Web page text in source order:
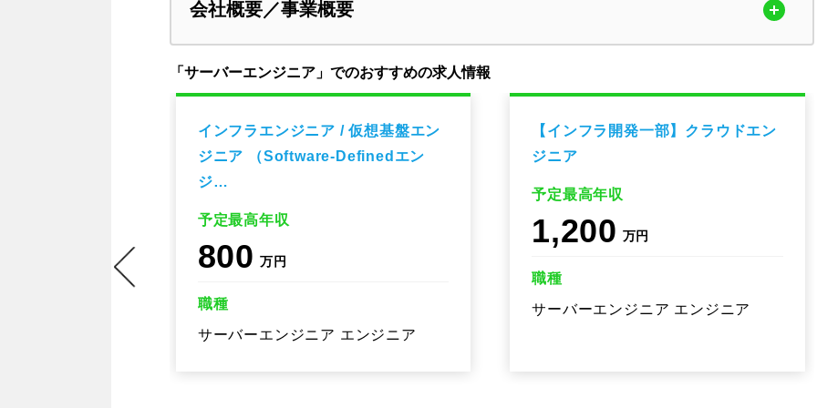
会社概要／事業概要
「サーバーエンジニア」でのおすすめの求人情報
インフラエンジニア / 仮想基盤エン
ジニア （Software-Definedエン
ジ…
予定最高年収
800 万円
職種
サーバーエンジニア エンジニア
【インフラ開発一部】クラウドエン
ジニア
予定最高年収
1,200 万円
職種
サーバーエンジニア エンジニア